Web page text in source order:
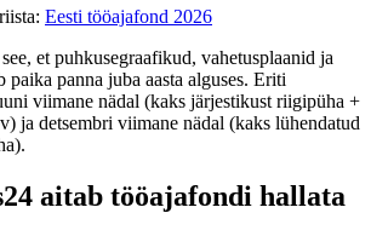
Eesti tööajafond 2026
et puhkusegraafikud, vahetusplaanid ja
paika panna juba aasta alguses. Eriti
viimane nädal (kaks järjestikust riigipüha +
ja detsembri viimane nädal (kaks lühendatud
aitab tööajafondi hallata